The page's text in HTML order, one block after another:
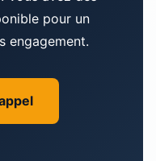
moi pour
il y a de bonnes
pour un
engagement.